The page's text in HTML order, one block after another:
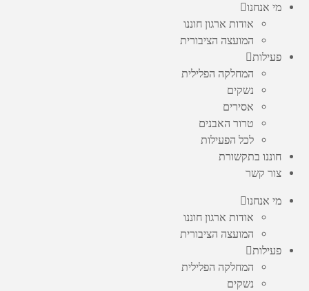
מי אנחנו
אודות ארגון חוננו
המועצה הציבורית
פעילות
המחלקה הפלילית
נשקים
אסירים
טרור האבנים
לכל הפעילות
חוננו בתקשורת
צור קשר
מי אנחנו
אודות ארגון חוננו
המועצה הציבורית
פעילות
המחלקה הפלילית
נשקים